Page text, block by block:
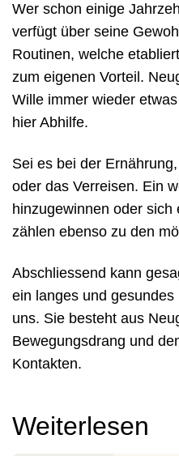
Wer schon einige
verfügt über seine
Routinen, welche
zum eigenen Vorteil.
Wille immer wieder
hier Abhilfe.
Sei es bei der
oder das Verreisen. Ein
hinzugewinnen oder
zählen ebenso zu den
Abschliessend kann
ein langes und
uns. Sie besteht aus
Bewegungsdrang und
Kontakten.
Weiterlesen